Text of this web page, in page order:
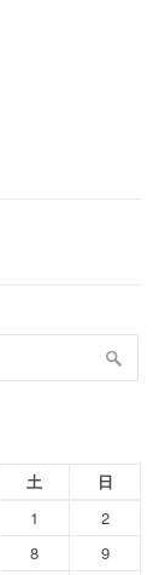
土
日
1
2
8
9